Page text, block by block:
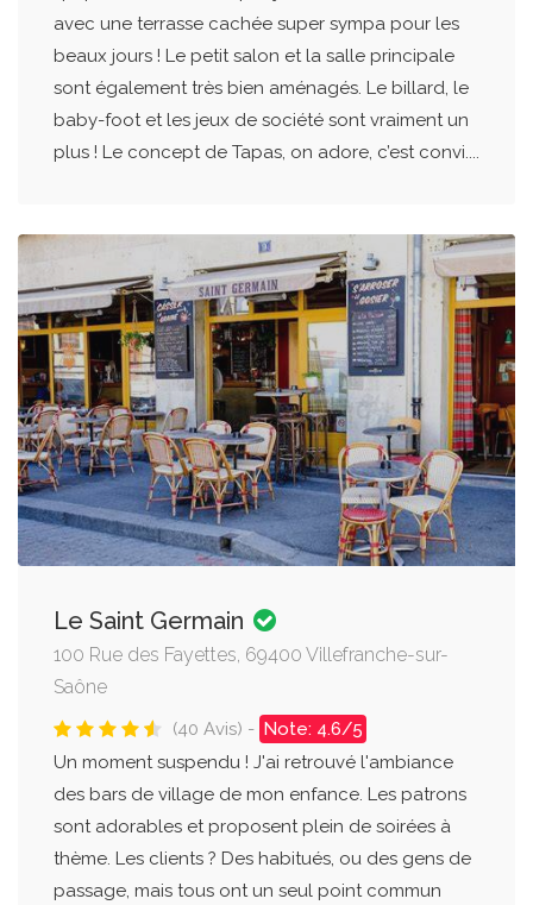
avec une terrasse cachée super sympa pour les
beaux jours ! Le petit salon et la salle principale
sont également très bien aménagés. Le billard, le
baby-foot et les jeux de société sont vraiment un
plus ! Le concept de Tapas, on adore, c’est convi....
Le Saint Germain
100 Rue des Fayettes, 69400 Villefranche-sur-
Saône
(40 Avis) - Note: 4.6/5
Un moment suspendu ! J'ai retrouvé l'ambiance
des bars de village de mon enfance. Les patrons
sont adorables et proposent plein de soirées à
thème. Les clients ? Des habitués, ou des gens de
passage, mais tous ont un seul point commun